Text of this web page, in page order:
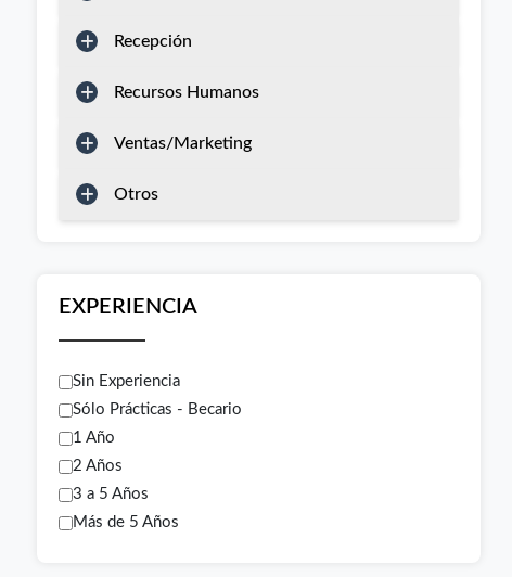
Recepción
Recursos Humanos
Ventas/Marketing
Otros
EXPERIENCIA
Sin Experiencia
Sólo Prácticas - Becario
1 Año
2 Años
3 a 5 Años
Más de 5 Años